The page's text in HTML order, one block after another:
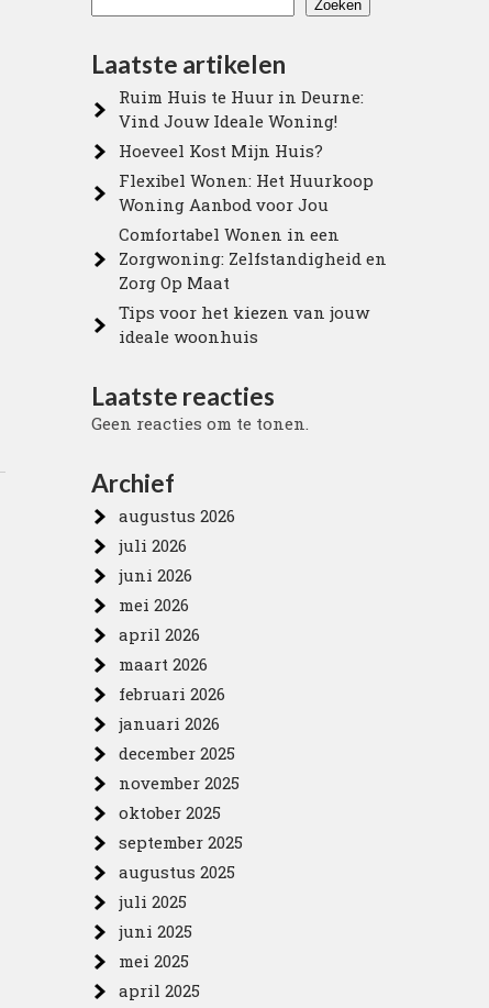
Zoeken
Laatste artikelen
Ruim Huis te Huur in Deurne:
Vind Jouw Ideale Woning!
Hoeveel Kost Mijn Huis?
Flexibel Wonen: Het Huurkoop
Woning Aanbod voor Jou
Comfortabel Wonen in een
Zorgwoning: Zelfstandigheid en
Zorg Op Maat
Tips voor het kiezen van jouw
ideale woonhuis
Laatste reacties
Geen reacties om te tonen.
Archief
augustus 2026
juli 2026
juni 2026
mei 2026
april 2026
maart 2026
februari 2026
januari 2026
december 2025
november 2025
oktober 2025
september 2025
augustus 2025
juli 2025
juni 2025
mei 2025
april 2025